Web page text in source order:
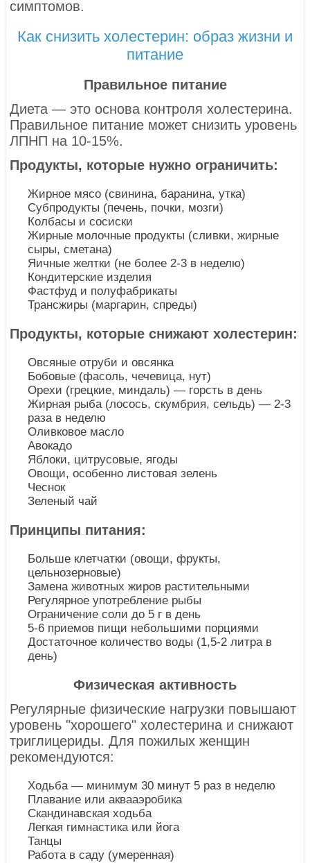
симптомов.
Как снизить холестерин: образ жизни и
питание
Правильное питание
Диета — это основа контроля холестерина.
Правильное питание может снизить уровень
ЛПНП на 10-15%.
Продукты, которые нужно ограничить:
Жирное мясо (свинина, баранина, утка)
Субпродукты (печень, почки, мозги)
Колбасы и сосиски
Жирные молочные продукты (сливки, жирные
сыры, сметана)
Яичные желтки (не более 2-3 в неделю)
Кондитерские изделия
Фастфуд и полуфабрикаты
Трансжиры (маргарин, спреды)
Продукты, которые снижают холестерин:
Овсяные отруби и овсянка
Бобовые (фасоль, чечевица, нут)
Орехи (грецкие, миндаль) — горсть в день
Жирная рыба (лосось, скумбрия, сельдь) — 2-3
раза в неделю
Оливковое масло
Авокадо
Яблоки, цитрусовые, ягоды
Овощи, особенно листовая зелень
Чеснок
Зеленый чай
Принципы питания:
Больше клетчатки (овощи, фрукты,
цельнозерновые)
Замена животных жиров растительными
Регулярное употребление рыбы
Ограничение соли до 5 г в день
5-6 приемов пищи небольшими порциями
Достаточное количество воды (1,5-2 литра в
день)
Физическая активность
Регулярные физические нагрузки повышают
уровень "хорошего" холестерина и снижают
триглицериды. Для пожилых женщин
рекомендуются:
Ходьба — минимум 30 минут 5 раз в неделю
Плавание или аквааэробика
Скандинавская ходьба
Легкая гимнастика или йога
Танцы
Работа в саду (умеренная)